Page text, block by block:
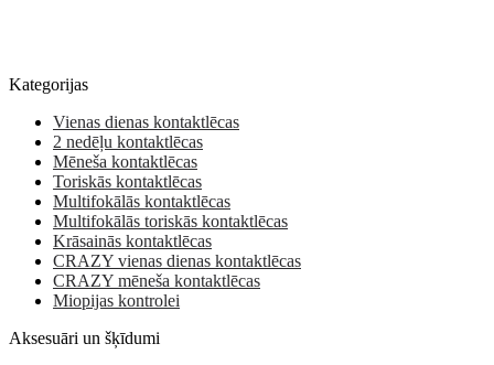
Kategorijas
Vienas dienas kontaktlēcas
2 nedēļu kontaktlēcas
Mēneša kontaktlēcas
Toriskās kontaktlēcas
Multifokālās kontaktlēcas
Multifokālās toriskās kontaktlēcas
Krāsainās kontaktlēcas
CRAZY vienas dienas kontaktlēcas
CRAZY mēneša kontaktlēcas
Miopijas kontrolei
Aksesuāri un šķīdumi